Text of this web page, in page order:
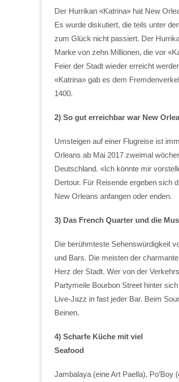
Der Hurrikan «Katrina» hat New
Es wurde diskutiert, die teils unter
zum Glück nicht passiert. Der
Marke von zehn Millionen, die vor
Feier der Stadt wieder erreicht
«Katrina» gab es dem
1400.
2) So gut erreichbar war New
Umsteigen auf einer Flugreise ist
Orleans ab Mai 2017 zweimal
Deutschland. «Ich könnte mir
Dertour. Für Reisende ergeben sich
New Orleans anfangen oder enden.
3) Das French Quarter und die
Die berühmteste Sehenswürdigkeit
und Bars. Die meisten der
Herz der Stadt. Wer von der
Partymeile Bourbon Street hinter
Live-Jazz in fast jeder Bar. Beim
Beinen.
4) Scharfe Küche mit viel
Seafood
Jambalaya (eine Art Paella), Po’Boy